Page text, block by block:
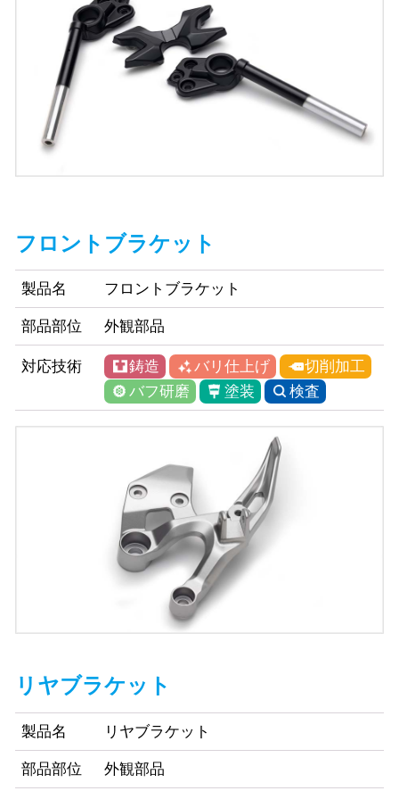
フロントブラケット
製品名 フロントブラケット
部品部位 外観部品
対応技術 鋳造 バリ仕上げ
切削加工
バフ研磨
塗装 検査
リヤブラケット
製品名 リヤブラケット
部品部位 外観部品